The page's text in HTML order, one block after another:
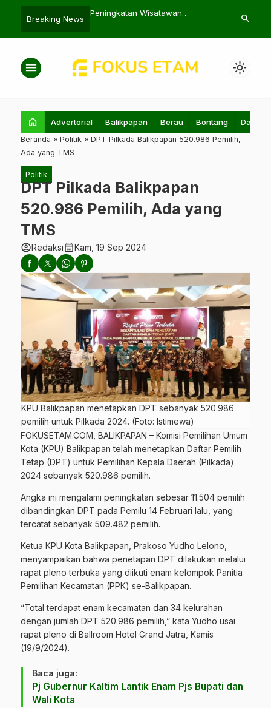
Breaking News
Akselerasi
Peningkatan Wisatawan
Ekowisata
PLN UIP
search
menu light_mode
home Advertorial Balikpapan Berau Bontang Daerah
Beranda » Politik » DPT Pilkada Balikpapan 520.986 Pemilih,
Ada yang TMS
Politik
DPT Pilkada Balikpapan
520.986 Pemilih, Ada yang
TMS
account_circleRedaksicalendar_monthKam, 19 Sep 2024
KPU Balikpapan menetapkan DPT sebanyak 520.986
pemilih untuk Pilkada 2024. (Foto: Istimewa)
FOKUSETAM.COM , BALIKPAPAN – Komisi Pemilihan Umum
Kota (KPU) Balikpapan telah menetapkan Daftar Pemilih
Tetap (DPT) untuk Pemilihan Kepala Daerah (Pilkada)
2024 sebanyak 520.986 pemilih.
Angka ini mengalami peningkatan sebesar 11.504 pemilih
dibandingkan DPT pada Pemilu 14 Februari lalu, yang
tercatat sebanyak 509.482 pemilih.
Ketua KPU Kota Balikpapan, Prakoso Yudho Lelono,
menyampaikan bahwa penetapan DPT dilakukan melalui
rapat pleno terbuka yang diikuti enam kelompok Panitia
Pemilihan Kecamatan (PPK) se-Balikpapan.
“Total terdapat enam kecamatan dan 34 kelurahan
dengan jumlah DPT 520.986 pemilih,” kata Yudho usai
rapat pleno di Ballroom Hotel Grand Jatra, Kamis
(19/9/2024).
Baca juga:
Pj Gubernur Kaltim Lantik Enam Pjs Bupati dan
Wali Kota